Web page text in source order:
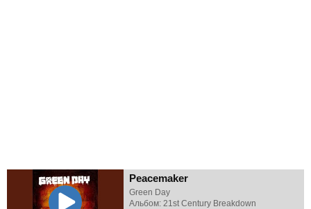
Peacemaker
Green Day
Альбом: 21st Century Breakdown